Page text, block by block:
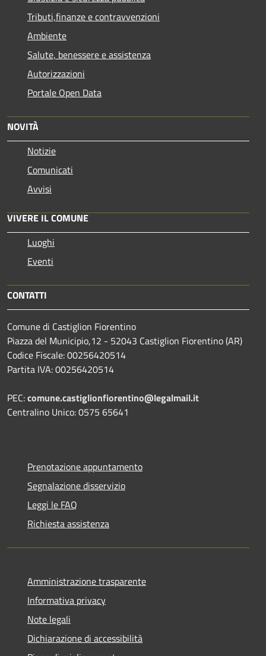
Tributi,finanze e contravvenzioni
Ambiente
Salute, benessere e assistenza
Autorizzazioni
Portale Open Data
NOVITÀ
Notizie
Comunicati
Avvisi
VIVERE IL COMUNE
Luoghi
Eventi
CONTATTI
Comune di Castiglion Fiorentino
Piazza del Municipio,12 - 52043 Castiglion Fiorentino (AR)
Codice Fiscale: 00256420514
Partita IVA: 00256420514
PEC:comune.castiglionfiorentino@legalmail.it
Centralino Unico: 0575 65641
Prenotazione appuntamento
Segnalazione disservizio
Leggi le FAQ
Richiesta assistenza
Amministrazione trasparente
Informativa privacy
Note legali
Dichiarazione di accessibilità